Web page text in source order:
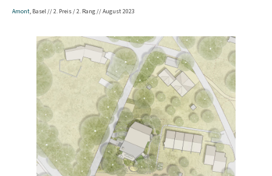
Amont, Basel // 2. Preis / 2. Rang // August 2023